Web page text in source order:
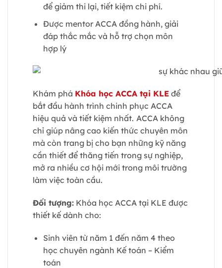
để giảm thi lại, tiết kiệm chi phí.
Được mentor ACCA đồng hành, giải
đáp thắc mắc và hỗ trợ chọn môn
hợp lý
Khám phá Khóa học ACCA tại KLE để
bắt đầu hành trình chinh phục ACCA
hiệu quả và tiết kiệm nhất. ACCA không
chỉ giúp nâng cao kiến thức chuyên môn
mà còn trang bị cho bạn những kỹ năng
cần thiết để thăng tiến trong sự nghiệp,
mở ra nhiều cơ hội mới trong môi trường
làm việc toàn cầu.
Đối tượng: Khóa học ACCA tại KLE được
thiết kế dành cho:
Sinh viên từ năm 1 đến năm 4 theo
học chuyên ngành Kế toán – Kiểm
toán